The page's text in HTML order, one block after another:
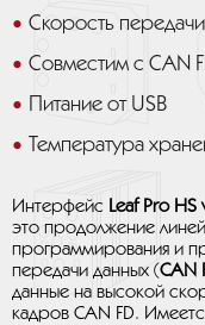
Скорость
Совместим с CAN
Питание от USB
Температура
Интерфейс Leaf Pro HS
это продолжение
программирования и
передачи данных (CAN
данные на высокой
кадров CAN FD.